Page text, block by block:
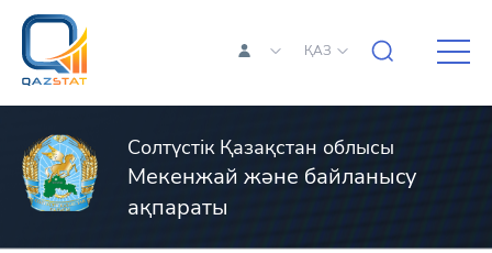
ҚАЗ
Солтүстік Қазақстан облысы
Мекенжай және байланысу
ақпараты